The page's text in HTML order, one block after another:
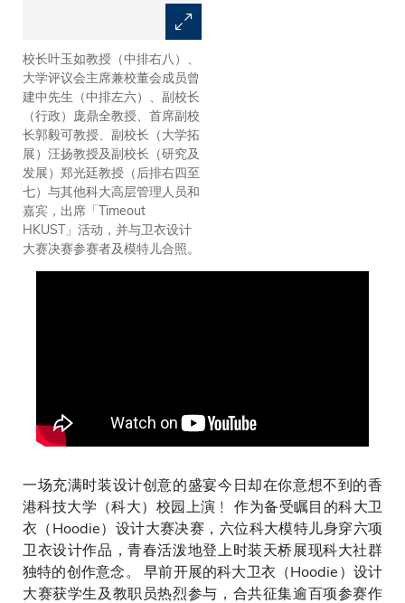
校长叶玉如教授（中排右八）、
大学评议会主席兼校董会成员曾
建中先生（中排左六）、副校长
（行政）庞鼎全教授、首席副校
长郭毅可教授、副校长（大学拓
展）汪扬教授及副校长（研究及
发展）郑光廷教授（后排右四至
七）与其他科大高层管理人员和
嘉宾，出席「Timeout
HKUST」活动，并与卫衣设计
大赛决赛参赛者及模特儿合照。
一场充满时装设计创意的盛宴今日却在你意想不到的香
港科技大学（科大）校园上演﹗ 作为备受瞩目的科大卫
衣（Hoodie）设计大赛决赛，六位科大模特儿身穿六项
卫衣设计作品，青春活泼地登上时装天桥展现科大社群
独特的创作意念。 早前开展的科大卫衣（Hoodie）设计
大赛获学生及教职员热烈参与，合共征集逾百项参赛作